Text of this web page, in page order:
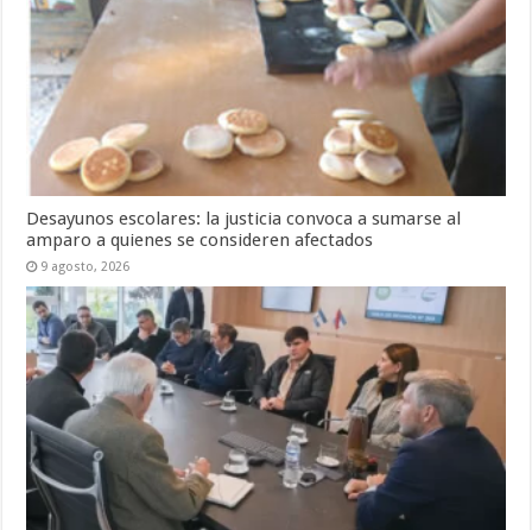
Desayunos escolares: la justicia convoca a sumarse al
amparo a quienes se consideren afectados
9 agosto, 2026